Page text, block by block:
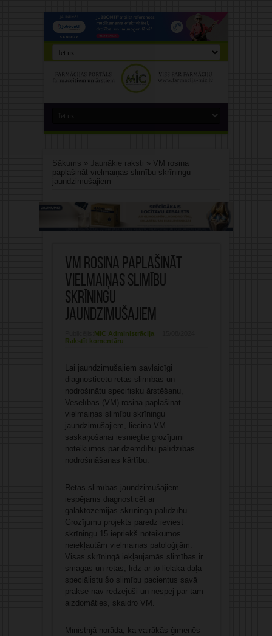
Sākums » Jaunākie raksti » VM rosina
paplašināt vielmaiņas slimību skrīningu
jaundzimušajiem
VM rosina paplašināt
vielmaiņas slimību
skrīningu
jaundzimušajiem
MIC Administrācija
Rakstīt komentāru
Lai jaundzimušajiem savlaicīgi
diagnosticētu retās slimības un
nodrošinātu specifisku ārstēšanu,
Veselības (VM) rosina paplašināt
vielmaiņas slimību skrīningu
jaundzimušajiem, liecina VM
saskaņošanai iesniegtie grozījumi
noteikumos par dzemdību palīdzības
nodrošināšanas kārtību.
Retās slimības jaundzimušajiem
iespējams diagnosticēt ar
galaktozēmijas skrīninga palīdzību.
Grozījumu projekts paredz ieviest
skrīningu 15 iepriekš noteikumos
neiekļautām vielmaiņas patoloģijām.
Visas skrīningā iekļaujamās slimības ir
smagas un retas, līdz ar to lielākā daļa
speciālistu šo slimību pacientus savā
praksē nav redzējuši un nespēj par tām
aizdomāties, skaidro VM.
Ministrijā norāda, ka vairākās ģimenēs